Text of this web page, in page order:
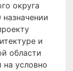
округа
и
области
на условно